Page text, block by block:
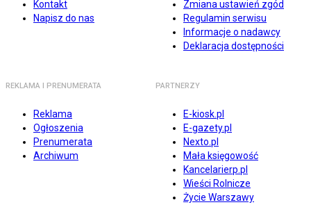
Kontakt
Napisz do nas
Zmiana ustawień zgód
Regulamin serwisu
Informacje o nadawcy
Deklaracja dostępności
REKLAMA I PRENUMERATA
Reklama
Ogłoszenia
Prenumerata
Archiwum
PARTNERZY
E-kiosk.pl
E-gazety.pl
Nexto.pl
Mała księgowość
Kancelarierp.pl
Wieści Rolnicze
Życie Warszawy